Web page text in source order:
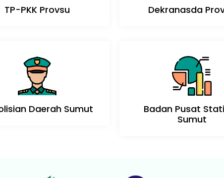
TP-PKK Provsu Dekranasda
Daerah Sumut
Badan Pusat
Sumut